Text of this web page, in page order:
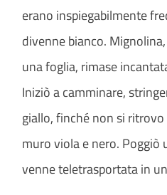
erano inspiegabilmente
divenne bianco.
una foglia, rimase
Iniziò a camminare,
giallo, finché non si
muro viola e nero. Poggiò
venne teletrasportata in